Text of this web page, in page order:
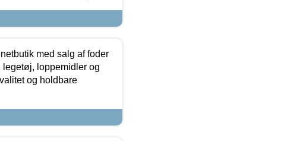
med salg af foder
loppemidler og
og holdbare